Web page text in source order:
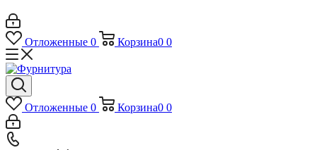
Отложенные 0 Корзина0 0
Отложенные 0 Корзина0 0